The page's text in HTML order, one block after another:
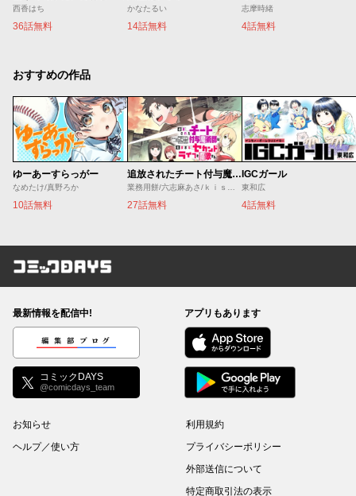
西香はち
36話無料
かなたるい
14話無料
志摩時緒
4話無料
おすすめの作品
ゆーあーすらっがー
なめたけ/真野ろか
10話無料
追放されたチート付与魔術師は気ままなセカンドライフを謳歌する。 ～俺は武器だけじゃなく、あらゆるものに『強化ポイント』を付与できるし、俺の意思でいつでも効果を解除できるけど、残った人たち大丈夫？～
27話無料
IGCガール
東和広
4話無料
コミックDAYS
最新情報を配信中!
編集部ブログ
コミックDAYS
@comicdays_team
アプリもあります
お知らせ
ヘルプ／使い方
利用規約
プライバシーポリシー
外部送信について
特定商取引法の表示